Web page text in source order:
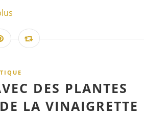
DES PLANTES
LA VINAIGRETTE